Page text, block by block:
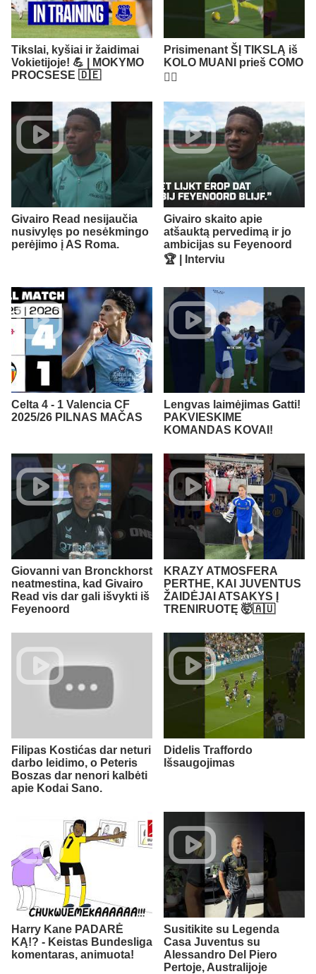
Tikslai, kyšiai ir žaidimai
Vokietijoje! 💪 | MOKYMO
PROCSESE 🇩🇪
Prisimenant ŠĮ TIKSLĄ iš
KOLO MUANI prieš COMO
😮‍💨​
Givairo Read nesijaučia
nusivylęs po nesėkmingo
perėjimo į AS Roma.
Givairo skaito apie
atšauktą pervedimą ir jo
ambicijas su Feyenoord
🏆 | Interviu
Celta 4 - 1 Valencia CF
2025/26 PILNAS MAČAS
Lengvas laimėjimas Gatti!
PAKVIESKIME
KOMANDAS KOVAI!
Giovanni van Bronckhorst
neatmestina, kad Givairo
Read vis dar gali išvykti iš
Feyenoord
KRAZY ATMOSFERA
PERTHE, KAI JUVENTUS
ŽAIDĖJAI ATSAKYS Į
TRENIRUOTĘ 🤯🇦🇺
Filipas Kostićas dar neturi
darbo leidimo, o Peteris
Boszas dar nenori kalbėti
apie Kodai Sano.
Didelis Traffordo
Išsaugojimas
Harry Kane PADARĖ
KĄ!? - Keistas Bundesliga
komentaras, animuota!
Susitikite su Legenda
Casa Juventus su
Alessandro Del Piero
Pertoje, Australijoje